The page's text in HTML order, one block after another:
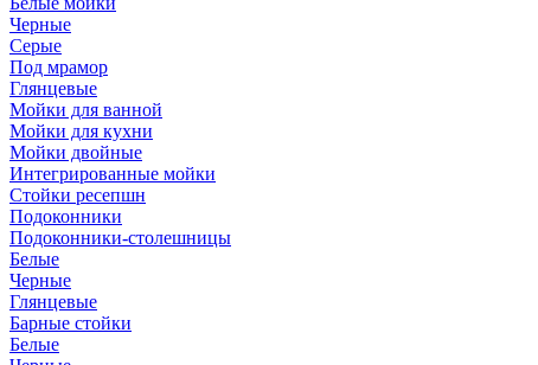
Черные
Серые
Под мрамор
Глянцевые
Мойки для ванной
Мойки для кухни
Мойки двойные
Интегрированные мойки
Стойки ресепшн
Подоконники
Подоконники-столешницы
Белые
Черные
Глянцевые
Барные стойки
Белые